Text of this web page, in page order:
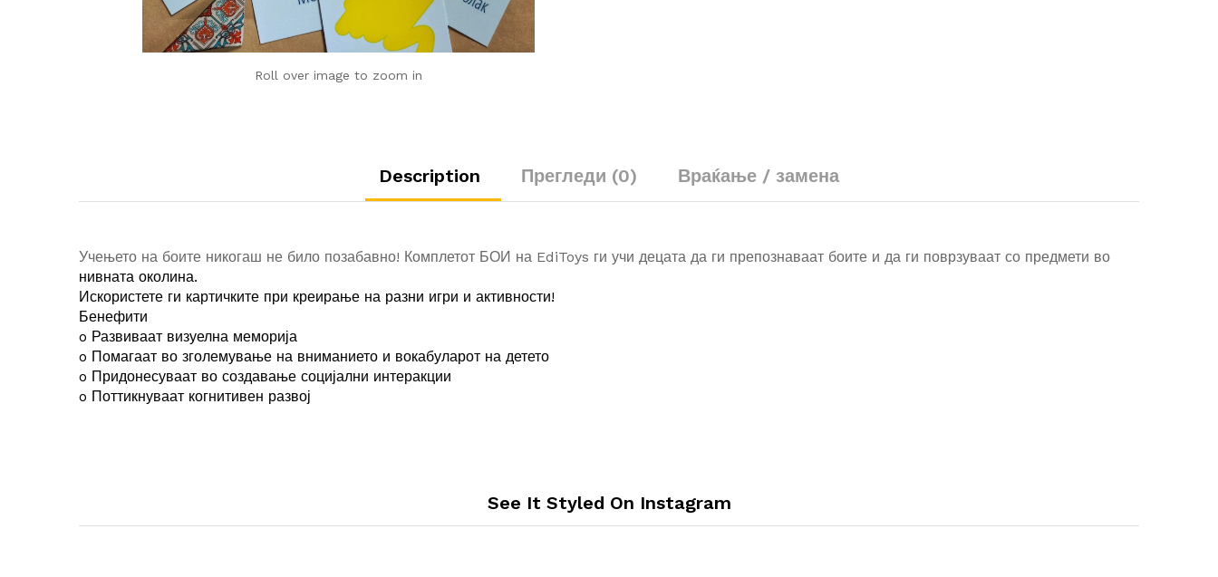
Roll over image to zoom in
Description Прегледи (0) Враќање / замена
Учењето на боите никогаш не било позабавно! Комплетот БОИ на EdiToys ги учи децата да ги препознаваат боите и да ги поврзуваат со предмети во
нивната околина.
Искористете ги картичките при креирање на разни игри и активности!
Бенефити
o Развиваат визуелна меморија
o Помагаат во зголемување на вниманието и вокабуларот на детето
o Придонесуваат во создавање социјални интеракции
o Поттикнуваат когнитивен развој
See It Styled On Instagram